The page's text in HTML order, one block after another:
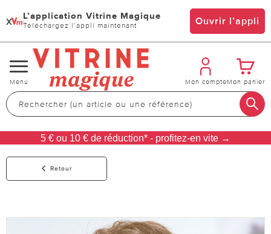
x L’application Vitrine Magique
Téléchargez l’appli maintenant Ouvrir l’appli
Changer
de
navigation
Menu Mon compteMon panier
5 € ou 10 € de réduction* - profitez-en vite →
Retour